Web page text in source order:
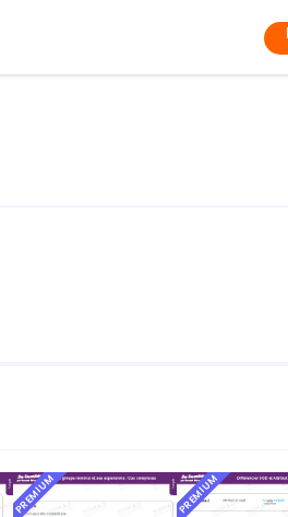
PREMIUM PREMIUM